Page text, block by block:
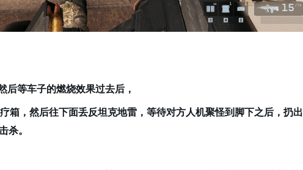
后等车子的燃烧效果过去后，
箱，然后往下面丢反坦克地雷，等待对方人机聚怪到脚下之后，扔出
杀。